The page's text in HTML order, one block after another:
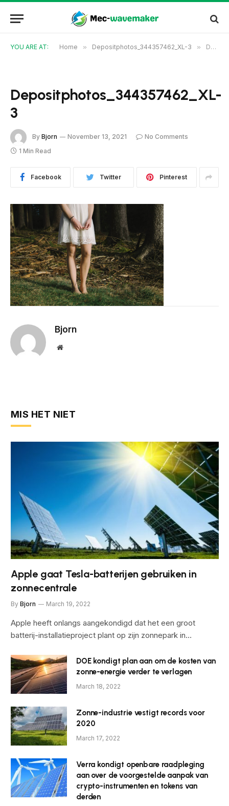
YOU ARE AT: Home » Depositphotos_344357462_XL-3 » Depositphotos_344357462_XL-3
Depositphotos_344357462_XL-
3
By Bjorn November 13, 2021
No Comments
1 Min Read
Facebook Twitter Pinterest
Bjorn
Website
MIS HET NIET
Apple gaat Tesla-batterijen gebruiken in
zonnecentrale
By Bjorn March 19, 2022
Apple heeft onlangs aangekondigd dat het een groot
batterij-installatieproject plant op zijn zonnepark in…
DOE kondigt plan aan om de kosten van
zonne-energie verder te verlagen
March 18, 2022
Zonne-industrie vestigt records voor
2020
March 17, 2022
Verra kondigt openbare raadpleging
aan over de voorgestelde aanpak van
crypto-instrumenten en tokens van
derden